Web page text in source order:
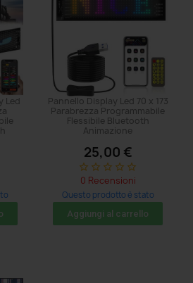
Led
Pannello Display Led 70 x 173
Parabrezza Programmabile
Flessibile Bluetooth
Animazione
25,00 €
star_border star_border star_border star_border star_border
0 Recensioni
Questo prodotto è stato
acquistato: 5 volte
Aggiungi al carrello